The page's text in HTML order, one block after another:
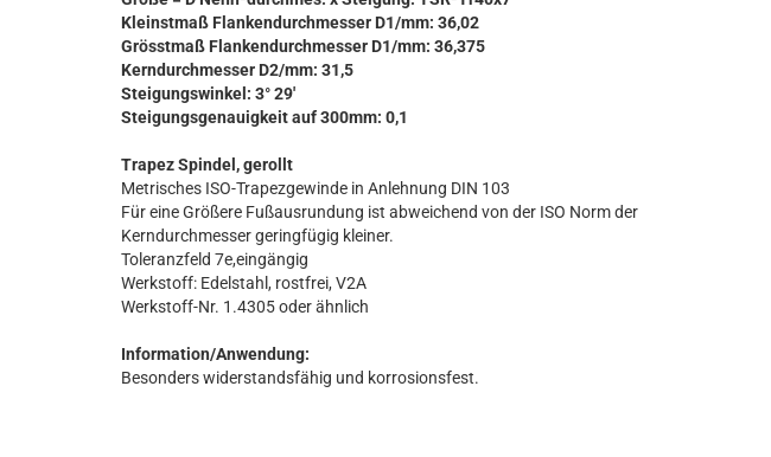
Kleinstmaß Flankendurchmesser D1/mm: 36,02
Grösstmaß Flankendurchmesser D1/mm: 36,375
Kerndurchmesser D2/mm: 31,5
Steigungswinkel: 3° 29'
Steigungsgenauigkeit auf 300mm: 0,1
Trapez Spindel, gerollt
Metrisches ISO-Trapezgewinde in Anlehnung DIN 103
Für eine Größere Fußausrundung ist abweichend von der ISO Norm der
Kerndurchmesser geringfügig kleiner.
Toleranzfeld 7e,eingängig
Werkstoff: Edelstahl, rostfrei, V2A
Werkstoff-Nr. 1.4305 oder ähnlich
Information/Anwendung:
Besonders widerstandsfähig und korrosionsfest.